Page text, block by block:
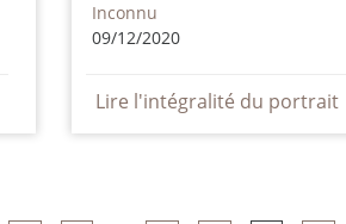
Inconnu
09/12/2020
Lire l'intégralité du portrait